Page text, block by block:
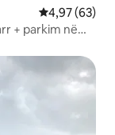
Vlerësimi
4,97 (63)
+ parkim në